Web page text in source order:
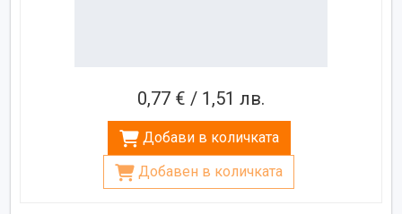
0,77 € / 1,51 лв.
Добави в количката
Добавен в количката